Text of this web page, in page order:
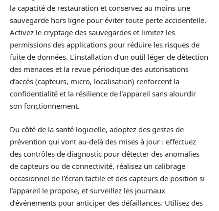
la capacité de restauration et conservez au moins une
sauvegarde hors ligne pour éviter toute perte accidentelle.
Activez le cryptage des sauvegardes et limitez les
permissions des applications pour réduire les risques de
fuite de données. L’installation d’un outil léger de détection
des menaces et la revue périodique des autorisations
d’accès (capteurs, micro, localisation) renforcent la
confidentialité et la résilience de l’appareil sans alourdir
son fonctionnement.
Du côté de la santé logicielle, adoptez des gestes de
prévention qui vont au-delà des mises à jour : effectuez
des contrôles de diagnostic pour détecter des anomalies
de capteurs ou de connectivité, réalisez un calibrage
occasionnel de l’écran tactile et des capteurs de position si
l’appareil le propose, et surveillez les journaux
d’événements pour anticiper des défaillances. Utilisez des